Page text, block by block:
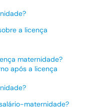
a licença
maternidade?
após a licença
maternidade?